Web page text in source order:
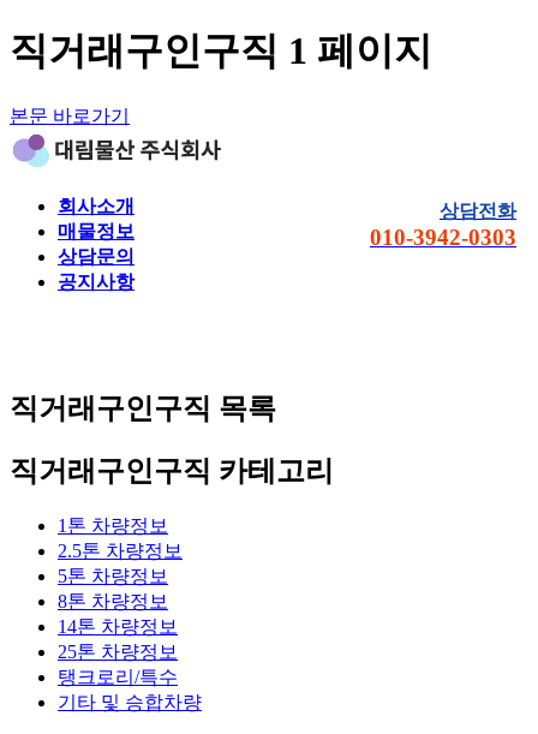
직거래구인구직 1 페이지
본문 바로가기
상담전화
010-3942-0303
회사소개
매물정보
상담문의
공지사항
직거래구인구직 목록
직거래구인구직 카테고리
1톤 차량정보
2.5톤 차량정보
5톤 차량정보
8톤 차량정보
14톤 차량정보
25톤 차량정보
탱크로리/특수
기타 및 승합차량